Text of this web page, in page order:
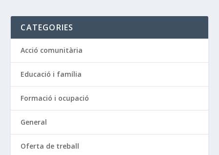
CATEGORIES
Acció comunitària
Educació i família
Formació i ocupació
General
Oferta de treball